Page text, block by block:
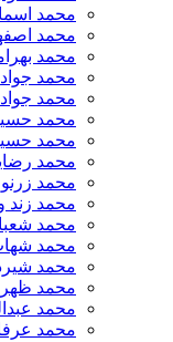
محمد
محمد
محمد
محمد جواد
محمد
محمد
محمد
محمد
محمد
محمد زند
محمد
محمد
​محمد
محمد
محمد
محمد